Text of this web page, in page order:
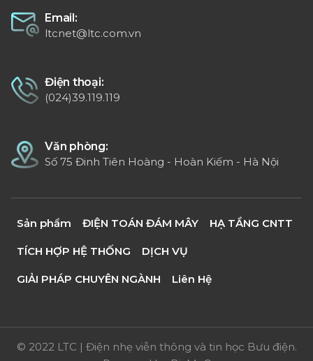
Email:
ltcnet@ltc.com.vn
Điện thoại:
(024)39.119.119
Văn phòng:
Số 75 Đinh Tiên Hoàng - Hoàn Kiếm - Hà Nội
Sản phẩm ĐIỆN TOÁN ĐÁM MÂY HẠ TẦNG CNTT
TÍCH HỢP HỆ THỐNG DỊCH VỤ
GIẢI PHÁP CHUYÊN NGÀNH Liên Hệ
© 2022 LTC | Điện nhẹ viễn thông và tin học Bưu điện.